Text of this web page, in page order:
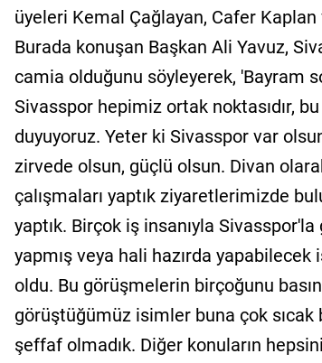
üyeleri Kemal Çağlayan, Cafer Kaplan
Burada konuşan Başkan Ali Yavuz,
camia olduğunu söyleyerek, 'Bayram
Sivasspor hepimiz ortak noktasıdır,
duyuyoruz. Yeter ki Sivasspor var
zirvede olsun, güçlü olsun. Divan
çalışmaları yaptık ziyaretlerimizde
yaptık. Birçok iş insanıyla
yapmış veya hali hazırda
oldu. Bu görüşmelerin birçoğunu
görüştüğümüz isimler buna çok sıcak
şeffaf olmadık. Diğer konuların